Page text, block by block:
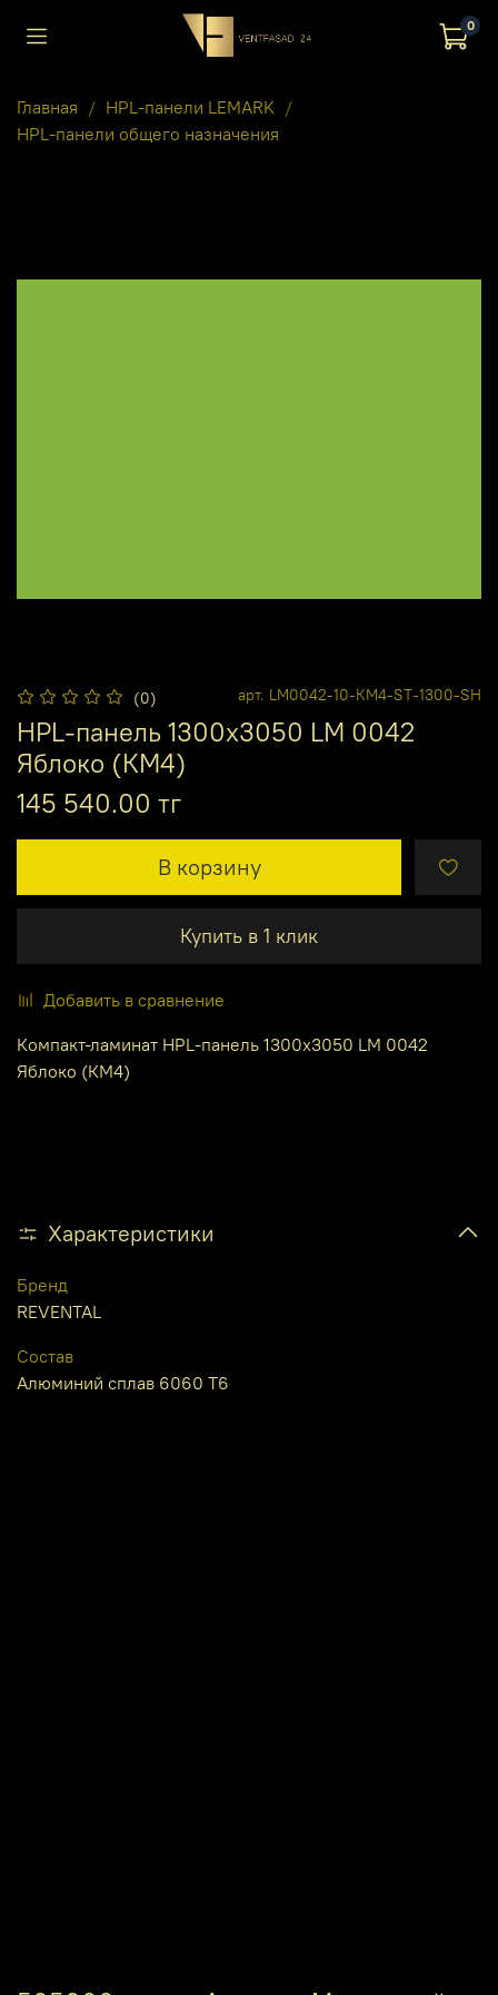
0
Главная
HPL-панели LEMARK
HPL-панели общего назначения
(0) арт. LM0042-10-КМ4-ST-1300-SH
HPL-панель 1300х3050 LM 0042
Яблоко (КМ4)
145 540.00 тг
В корзину
Купить в 1 клик
Добавить в сравнение
Компакт-ламинат HPL-панель 1300х3050 LM 0042
Яблоко (КМ4)
Характеристики
Бренд
REVENTAL
Состав
Алюминий сплав 6060 Т6